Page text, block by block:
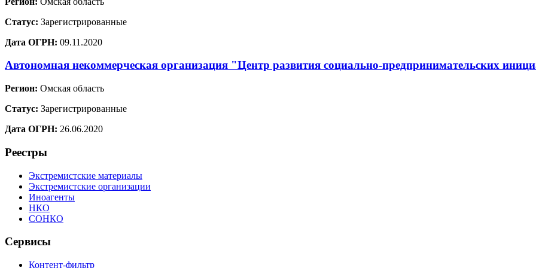
Статус: Зарегистрированные
Дата ОГРН: 09.11.2020
Автономная некоммерческая организация "Центр развития социально-предпринимательских
Регион: Омская область
Статус: Зарегистрированные
Дата ОГРН: 26.06.2020
Реестры
Экстремистские материалы
Экстремистские организации
Иноагенты
НКО
СОНКО
Сервисы
Контент-фильтр